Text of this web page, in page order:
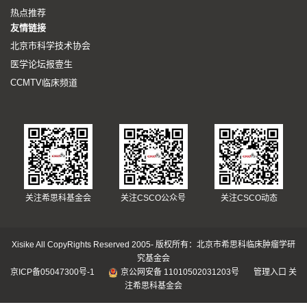
热点推荐
友情链接
北京市科学技术协会
医学论坛报壹生
CCMTV临床频道
关注希思科基金会 关注CSCO公众号 关注CSCO动态
Xisike All CopyRights Reserved 2005- 版权所有：北京市希思科临床肿瘤学研
究基金会
京ICP备05047300号-1
京公网安备 11010502031203号 管理入口 关
注希思科基金会